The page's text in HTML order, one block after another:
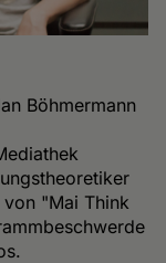
Böhmermann
"Mai Think